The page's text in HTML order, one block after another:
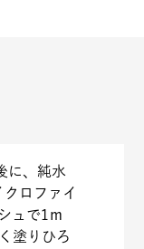
に、純水
ロファイ
ュで1ｍ
塗りひろ